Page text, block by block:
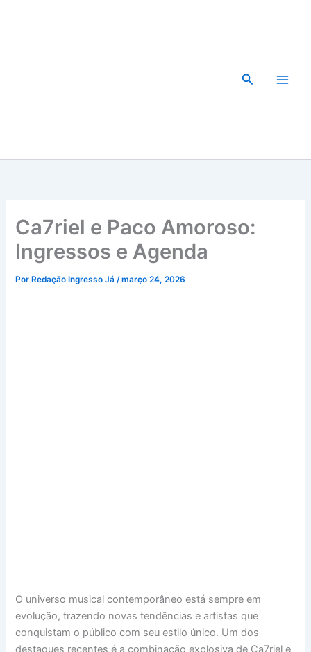
Pesquisar
Ca7riel e Paco Amoroso:
Ingressos e Agenda
Por Redação Ingresso Já/março 24, 2026
O universo musical contemporâneo está sempre em
evolução, trazendo novas tendências e artistas que
conquistam o público com seu estilo único. Um dos
destaques recentes é a combinação explosiva de Ca7riel e